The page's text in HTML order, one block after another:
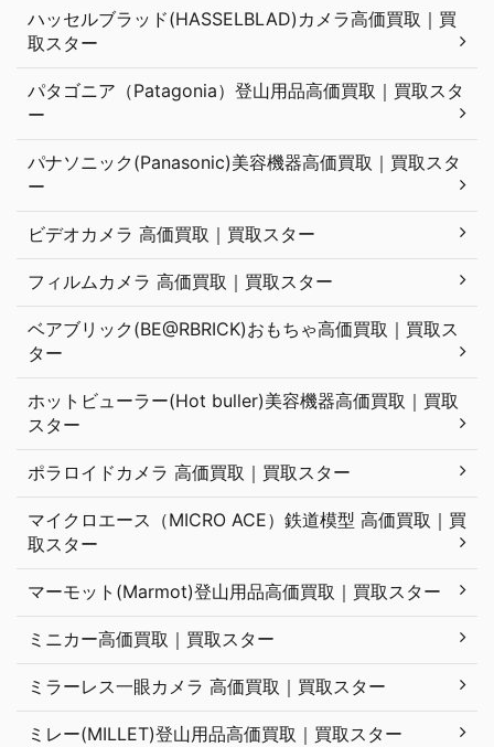
ハッセルブラッド(HASSELBLAD)カメラ高価買取｜買
取スター
パタゴニア（Patagonia）登山用品高価買取｜買取スタ
ー
パナソニック(Panasonic)美容機器高価買取｜買取スタ
ー
ビデオカメラ 高価買取｜買取スター
フィルムカメラ 高価買取｜買取スター
ベアブリック(BE@RBRICK)おもちゃ高価買取｜買取ス
ター
ホットビューラー(Hot buller)美容機器高価買取｜買取
スター
ポラロイドカメラ 高価買取｜買取スター
マイクロエース（MICRO ACE）鉄道模型 高価買取｜買
取スター
マーモット(Marmot)登山用品高価買取｜買取スター
ミニカー高価買取｜買取スター
ミラーレス一眼カメラ 高価買取｜買取スター
ミレー(MILLET)登山用品高価買取｜買取スター